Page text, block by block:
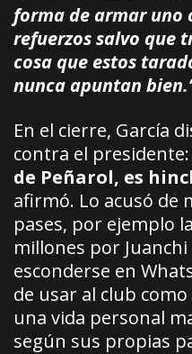
forma de armar uno
refuerzos salvo que
cosa que estos
nunca apuntan
En el cierre, García
contra el presidente:
de Peñarol, es
afirmó. Lo acusó de
pases, por ejemplo
millones por
esconderse en
de usar al club
una vida personal
según sus propias